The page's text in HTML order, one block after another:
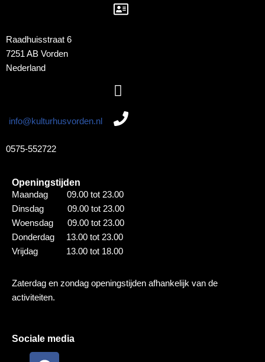
Raadhuisstraat 6
7251 AB Vorden
Nederland
info@kulturhusvorden.nl
0575-552722
Openingstijden
Maandag 09.00 tot 23.00
Dinsdag 09.00 tot 23.00
Woensdag 09.00 tot 23.00
Donderdag 13.00 tot 23.00
Vrijdag 13.00 tot 18.00
Zaterdag en zondag openingstijden afhankelijk van de
activiteiten.
Sociale media